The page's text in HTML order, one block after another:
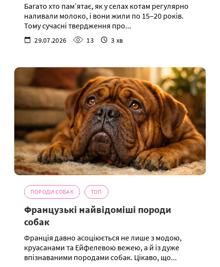
Багато хто пам’ятає, як у селах котам регулярно
наливали молоко, і вони жили по 15–20 років.
Тому сучасні твердження про...
29.07.2026 13 3 хв
ПОРОДИ СОБАК ТОП
Французькі найвідоміші породи
собак
Франція давно асоціюється не лише з модою,
круасанами та Ейфелевою вежею, а й із дуже
впізнаваними породами собак. Цікаво, що...